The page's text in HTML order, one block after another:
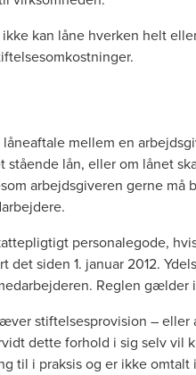
kan låne hverken helt
mellem en
lån, eller om lånet
arbejdsgiveren gerne må
personalegode,
siden 1. januar 2012.
Reglen
stiftelsesprovision – eller
dette forhold i sig selv vil
til i praksis og er ikke omtalt